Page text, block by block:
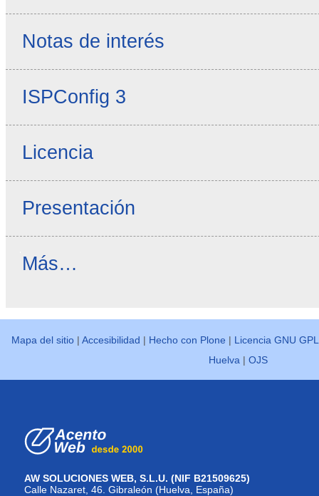
Notas de interés
ISPConfig 3
Licencia
Presentación
Novedades
Más…
Mapa del sitio |Accesibilidad | Hecho con Plone | Licencia GNU GPL
Huelva |OJS
AW SOLUCIONES WEB, S.L.U. (NIF B21509625)
Calle Nazaret, 46. Gibraleón (Huelva, España)